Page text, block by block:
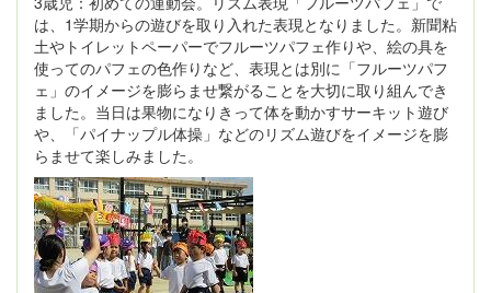
は、1学期からの遊びを取り入れた表現となりました。新聞粘
土やトイレットペーパーでフルーツパフェ作りや、絵の具を
使ってのパフェの色作りなど、表現とは別に「フルーツパフ
ェ」のイメージを膨らませ繋がることを大切に取り組んでき
ました。当日は果物になりきって体を動かすサーキット遊び
や、「パイナップル体操」などのリズム遊びをイメージを膨
らませて楽しみました。